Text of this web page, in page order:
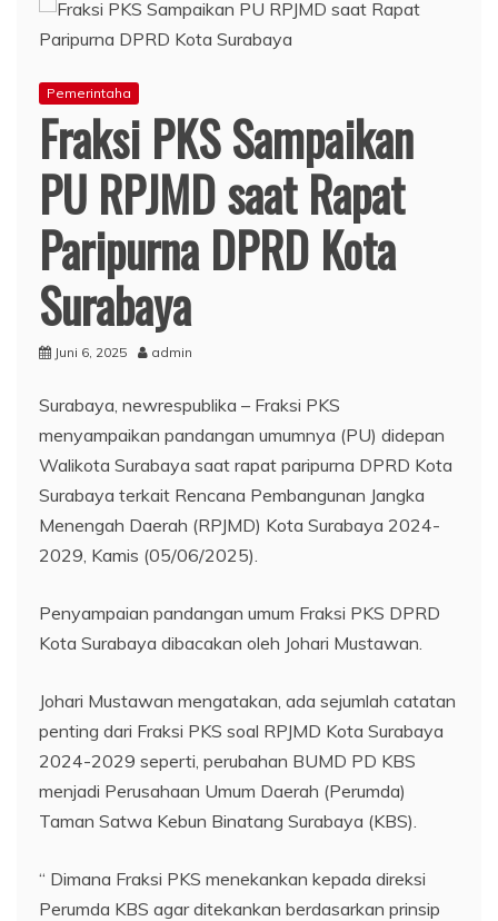
Pemerintaha
Fraksi PKS Sampaikan
PU RPJMD saat Rapat
Paripurna DPRD Kota
Surabaya
Juni 6, 2025 admin
Surabaya, newrespublika – Fraksi PKS
menyampaikan pandangan umumnya (PU) didepan
Walikota Surabaya saat rapat paripurna DPRD Kota
Surabaya terkait Rencana Pembangunan Jangka
Menengah Daerah (RPJMD) Kota Surabaya 2024-
2029, Kamis (05/06/2025).
Penyampaian pandangan umum Fraksi PKS DPRD
Kota Surabaya dibacakan oleh Johari Mustawan.
Johari Mustawan mengatakan, ada sejumlah catatan
penting dari Fraksi PKS soal RPJMD Kota Surabaya
2024-2029 seperti, perubahan BUMD PD KBS
menjadi Perusahaan Umum Daerah (Perumda)
Taman Satwa Kebun Binatang Surabaya (KBS).
“ Dimana Fraksi PKS menekankan kepada direksi
Perumda KBS agar ditekankan berdasarkan prinsip